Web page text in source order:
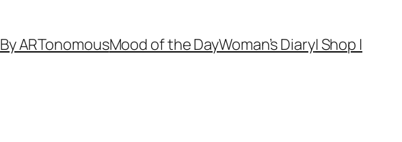
By ARTonomousMood of the DayWoman’s Diary| Shop |